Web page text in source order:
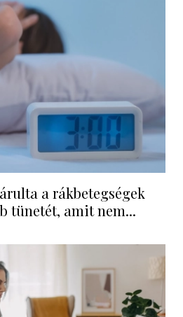
a rákbetegségek
tünetét, amit nem...